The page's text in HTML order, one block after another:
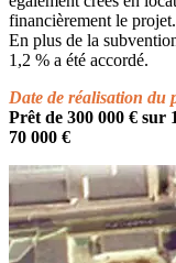
financièrement le projet.
En plus de la
1,2 % a été accordé.
Date de réalisation du
Prêt de 300 000 € sur
70 000 €